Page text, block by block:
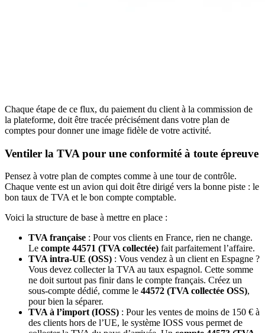
Chaque étape de ce flux, du paiement du client à la commission de
la plateforme, doit être tracée précisément dans votre plan de
comptes pour donner une image fidèle de votre activité.
Ventiler la TVA pour une conformité à toute épreuve
Pensez à votre plan de comptes comme à une tour de contrôle.
Chaque vente est un avion qui doit être dirigé vers la bonne piste : le
bon taux de TVA et le bon compte comptable.
Voici la structure de base à mettre en place :
TVA française : Pour vos clients en France, rien ne change.
Le compte 44571 (TVA collectée) fait parfaitement l’affaire.
TVA intra-UE (OSS) : Vous vendez à un client en Espagne ?
Vous devez collecter la TVA au taux espagnol. Cette somme
ne doit surtout pas finir dans le compte français. Créez un
sous-compte dédié, comme le 44572 (TVA collectée OSS),
pour bien la séparer.
TVA à l’import (IOSS) : Pour les ventes de moins de 150 € à
des clients hors de l’UE, le système IOSS vous permet de